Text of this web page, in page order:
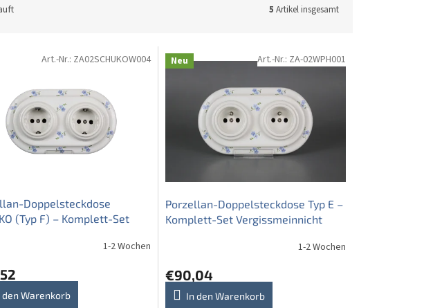
5 Artikel insgesamt
Doppelsteckdose
(Typ F) – Komplett-Set
1-2 Wochen
den Warenkorb
Art.-Nr.: ZA02SCHUKOW004 Neu
Porzellan-Doppelsteckdose Typ E –
Komplett-Set Vergissmeinnicht
1-2 Wochen
€90,04
In den Warenkorb
Art.-Nr.: ZA-02WPH001